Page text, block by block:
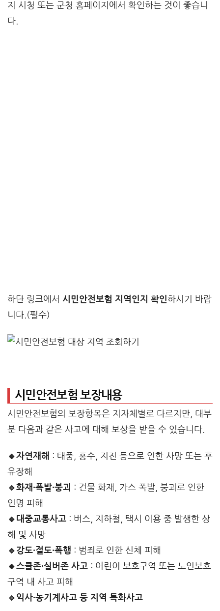
지 시청 또는 군청 홈페이지에서 확인하는 것이 좋습니
다.
하단 링크에서 시민안전보험 지역인지 확인하시기 바랍
니다.(필수)
시민안전보험 보장내용
시민안전보험의 보장항목은 지자체별로 다르지만, 대부
분 다음과 같은 사고에 대해 보상을 받을 수 있습니다.
🔹자연재해 : 태풍, 홍수, 지진 등으로 인한 사망 또는 후
유장해
🔹화재·폭발·붕괴
: 건물 화재, 가스 폭발, 붕괴로 인한
인명 피해
🔹대중교통사고 : 버스, 지하철, 택시 이용 중 발생한 상
해 및 사망
🔹강도·절도·폭행 : 범죄로 인한 신체 피해
🔹스쿨존·실버존 사고 : 어린이 보호구역 또는 노인보호
구역 내 사고 피해
🔹익사·농기계사고 등 지역 특화사고